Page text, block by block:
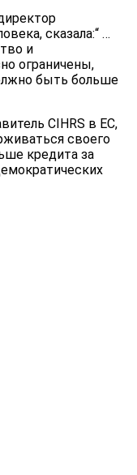
сказала:“ …
и
ограничены,
быть больше
CIHRS в ЕС,
своего
кредита за